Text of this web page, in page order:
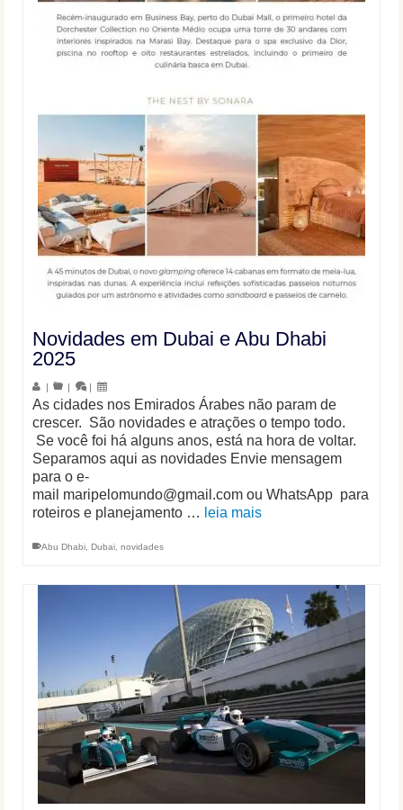
Novidades em Dubai e Abu Dhabi
2025
| | |
As cidades nos Emirados Árabes não param de
crescer. São novidades e atrações o tempo todo.
Se você foi há alguns anos, está na hora de voltar.
Separamos aqui as novidades Envie mensagem
para o e-
mail maripelomundo@gmail.com ou WhatsApp para
roteiros e planejamento … leia mais
Abu Dhabi Dubai novidades